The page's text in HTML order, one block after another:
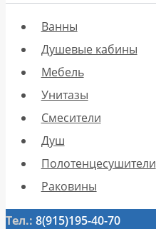
Ванны
Душевые кабины
Мебель
Унитазы
Смесители
Душ
Полотенцесушители
Раковины
Тел.: 8(915)195-40-70